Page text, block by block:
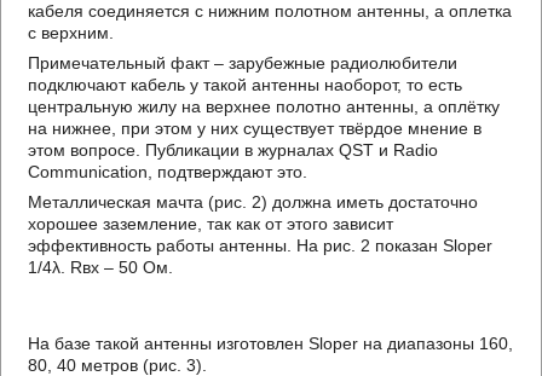
кабеля соединяется с нижним полотном антенны, а оплетка
с верхним.
Примечательный факт – зарубежные радиолюбители
подключают кабель у такой антенны наоборот, то есть
центральную жилу на верхнее полотно антенны, а оплётку
на нижнее, при этом у них существует твёрдое мнение в
этом вопросе. Публикации в журналах QST и Radio
Communication, подтверждают это.
Металлическая мачта (рис. 2) должна иметь достаточно
хорошее заземление, так как от этого зависит
эффективность работы антенны. На рис. 2 показан Slореr
1/4λ. Rвх – 50 Ом.
На базе такой антенны изготовлен Slореr на диапазоны 160,
80, 40 метров (рис. 3).